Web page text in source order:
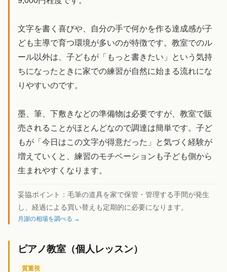
文字を書く喜びや、自分の手で何かを作る達成感が子
ども主導で育つ環境が多いのが特徴です。教室でのル
ール以外は、子どもが「もっと書きたい」という気持
ちになったときに家での練習が自然に始まる流れにな
りやすいのです。
墨、筆、下敷きなどの準備物は必要ですが、教室で販
売されることがほとんどなので調達は簡単です。子ど
もが「今日はこの文字が得意だった」と気づく経験が
増えていくと、練習のモチベーションも子ども側から
生まれやすくなります。
妥協ポイント： 毛筆の道具を家で保管・管理する手間が発生
し、経過による買い替えも定期的に必要になります。
月謝の相場を調べる →
ピアノ教室（個人レッスン）
質重視